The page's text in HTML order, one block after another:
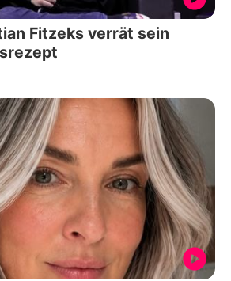
Fitzeks verrät sein